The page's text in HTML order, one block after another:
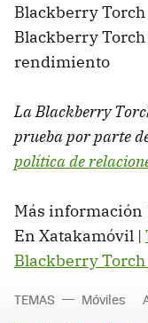
Blackberry
Blackberry
rendimiento
La Blackberry
prueba por parte
política de
Más información
En Xatakamóvil |
Blackberry
TEMAS Móviles